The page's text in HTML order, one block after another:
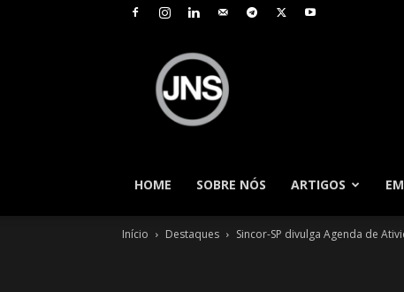
HOME
SOBRE NÓS ARTIGOS
Início Destaques Sincor-SP divulga Agenda de